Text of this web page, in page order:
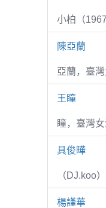
小柏（
陳亞蘭
亞蘭，臺
王瞳
瞳，臺灣
具俊曄
（DJ.koo）
楊謹華